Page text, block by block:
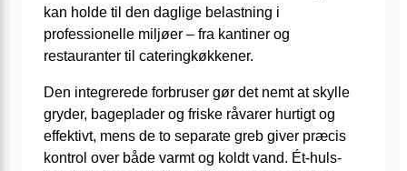
kan holde til den daglige belastning i
professionelle miljøer – fra kantiner og
restauranter til cateringkøkkener.
Den integrerede forbruser gør det nemt at skylle
gryder, bageplader og friske råvarer hurtigt og
effektivt, mens de to separate greb giver præcis
kontrol over både varmt og koldt vand. Ét-huls-